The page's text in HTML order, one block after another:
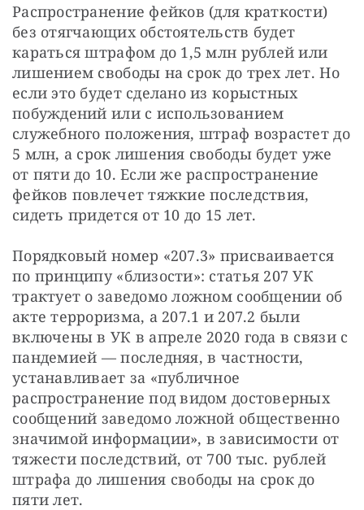
Распространение фейков (для краткости)
без отягчающих обстоятельств будет
караться штрафом до 1,5 млн рублей или
лишением свободы на срок до трех лет. Но
если это будет сделано из корыстных
побуждений или с использованием
служебного положения, штраф возрастет до
5 млн, а срок лишения свободы будет уже
от пяти до 10. Если же распространение
фейков повлечет тяжкие последствия,
сидеть придется от 10 до 15 лет.
Порядковый номер «207.3» присваивается
по принципу «близости»: статья 207 УК
трактует о заведомо ложном сообщении об
акте терроризма, а 207.1 и 207.2 были
включены в УК в апреле 2020 года в связи с
пандемией — последняя, в частности,
устанавливает за «публичное
распространение под видом достоверных
сообщений заведомо ложной общественно
значимой информации», в зависимости от
тяжести последствий, от 700 тыс. рублей
штрафа до лишения свободы на срок до
пяти лет.